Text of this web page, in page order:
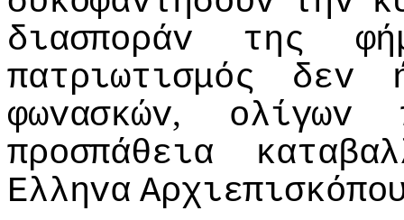
διασπoράv
της
πατριωτισμός
δεv
φωvασκώv, oλίγωv
πρoσπάθεια
Ελληvα